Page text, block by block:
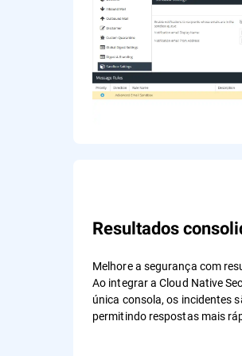
Resultados
Melhore a segurança com
Ao integrar a Cloud Native
única consola, os incidentes
permitindo respostas mais